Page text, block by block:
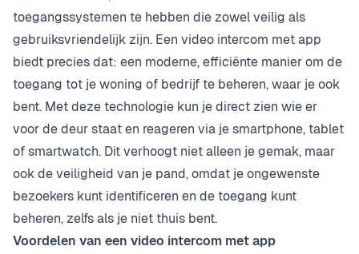
toegangssystemen te hebben die zowel veilig als
gebruiksvriendelijk zijn. Een video intercom met app
biedt precies dat: een moderne, efficiënte manier om de
toegang tot je woning of bedrijf te beheren, waar je ook
bent. Met deze technologie kun je direct zien wie er
voor de deur staat en reageren via je smartphone, tablet
of smartwatch. Dit verhoogt niet alleen je gemak, maar
ook de veiligheid van je pand, omdat je ongewenste
bezoekers kunt identificeren en de toegang kunt
beheren, zelfs als je niet thuis bent.
Voordelen van een video intercom met app